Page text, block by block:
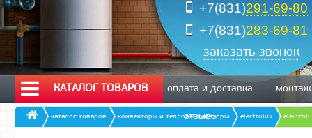
+7(831)291-69-80
+7(831)283-69-81
заказать звонок
КАТАЛОГ ТОВАРОВ оплата и доставка монтаж
отзывы
каталог товаров конвекторы и тепловентиляторы electrolux